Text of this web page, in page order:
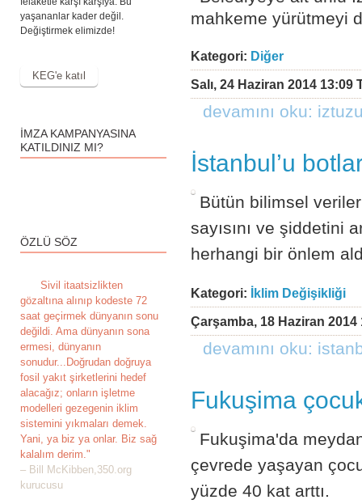
mahkeme yürütmeyi
Kategori: Diğer
Salı, 24 Haziran 2014
devamını oku:
İstanbul’u
Bütün bilimsel
sayısını ve şiddetini
herhangi bir önlem
Kategori: İklim Değişikliği
Çarşamba, 18 Haziran
devamını oku:
Fukuşima
Fukuşima'da
çevrede yaşayan
yüzde 40 kat arttı.
yaşananlar kader değil.
Değiştirmek elimizde!
İMZA KAMPANYASINA
KATILDINIZ MI?
ÖZLÜ SÖZ
Sivil itaatsizlikten
gözaltına alınıp kodeste 72
saat geçirmek dünyanın sonu
değildi. Ama dünyanın sona
ermesi, dünyanın
sonudur...Doğrudan doğruya
fosil yakıt şirketlerini hedef
alacağız; onların işletme
modelleri gezegenin iklim
sistemini yıkmaları demek.
Yani, ya biz ya onlar. Biz sağ
kalalım derim."
– Bill McKibben,350.org
kurucusu